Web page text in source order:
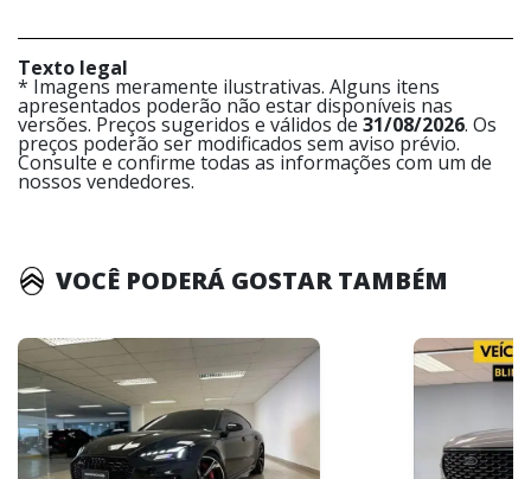
Texto legal
* Imagens meramente ilustrativas. Alguns itens
apresentados poderão não estar disponíveis nas
versões. Preços sugeridos e válidos de 31/08/2026. Os
preços poderão ser modificados sem aviso prévio.
Consulte e confirme todas as informações com um de
nossos vendedores.
VOCÊ PODERÁ GOSTAR TAMBÉM